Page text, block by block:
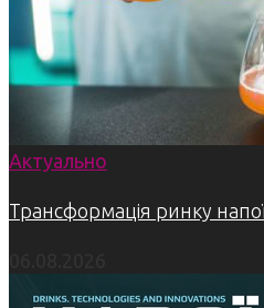
Актуально
Трансформація ринку